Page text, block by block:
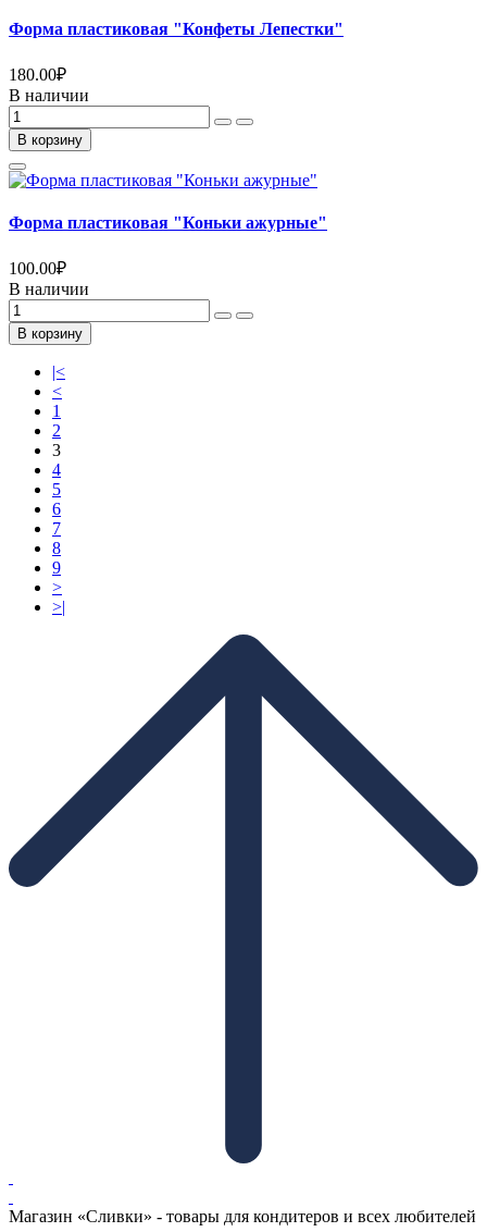
Форма пластиковая "Конфеты Лепестки"
180.00₽
В наличии
В корзину
Форма пластиковая "Коньки ажурные"
100.00₽
В наличии
В корзину
|<
<
1
2
3
4
5
6
7
8
9
>
>|
Магазин «Сливки» - товары для кондитеров и всех любителей